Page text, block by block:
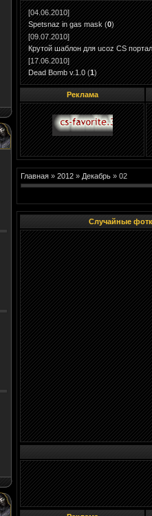
[04.06.2010]
Spetsnaz in gas mask (0)
[09.07.2010]
Крутой шаблон для ucoz CS
[17.06.2010]
Dead Bomb v.1.0 (1)
Реклама
Главная » 2012 » Декабрь » 02
Случайные